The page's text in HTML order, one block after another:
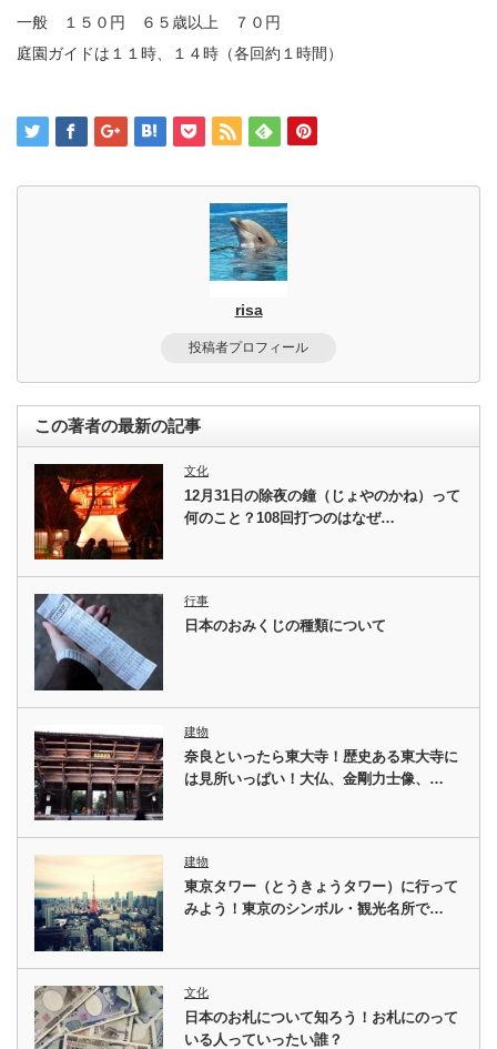
一般 １５０円 ６５歳以上 ７０円
庭園ガイドは１１時、１４時（各回約１時間）
risa
投稿者プロフィール
この著者の最新の記事
文化
12月31日の除夜の鐘（じょやのかね）って
何のこと？108回打つのはなぜ…
行事
日本のおみくじの種類について
建物
奈良といったら東大寺！歴史ある東大寺に
は見所いっぱい！大仏、金剛力士像、…
建物
東京タワー（とうきょうタワー）に行って
みよう！東京のシンボル・観光名所で…
文化
日本のお札について知ろう！お札にのって
いる人っていったい誰？